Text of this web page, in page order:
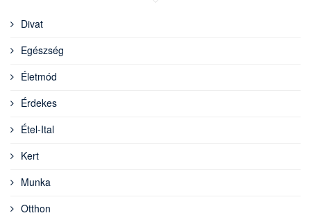
Divat
Egészség
Életmód
Érdekes
Étel-Ital
Kert
Munka
Otthon